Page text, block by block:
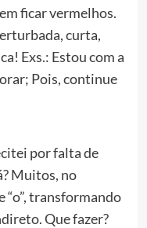
ficar vermelhos.
curta,
Exs.: Estou com a
Pois, continue
por falta de
Muitos, no
“o”, transformando
Que fazer?